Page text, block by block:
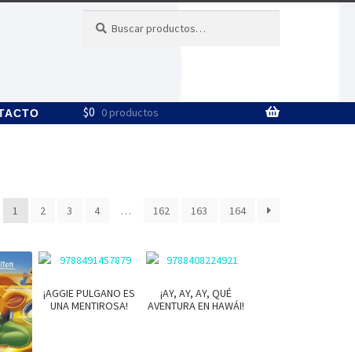
por:
$0 0 productos
1 2 3 4 … 162 163 164
¡AGGIE PULGANO ES
UNA MENTIROSA!
¡AY, AY, AY, QUÉ
AVENTURA EN HAWÁI!